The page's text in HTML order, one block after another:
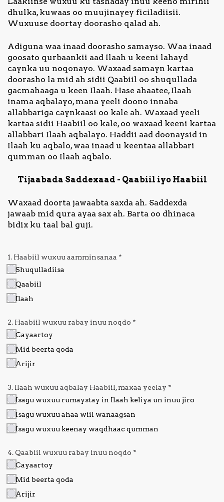
dhulka, kuwaas oo muujinayey ficiladiisii.
Wuxuuse doortay doorasho qalad ah.
Adiguna waa inaad doorasho samayso. Waa inaad
goosato qurbaankii aad Ilaah u keeni lahayd
caynka uu noqonayo. Waxaad samayn kartaa
doorasho la mid ah sidii Qaabiil oo shuqullada
gacmahaaga u keen Ilaah. Hase ahaatee, Ilaah
inama aqbalayo, mana yeeli doono innaba
allabbariga caynkaasi oo kale ah. Waxaad yeeli
kartaa sidii Haabiil oo kale, oo waxaad keeni kartaa
allabbari Ilaah aqbalayo. Haddii aad doonaysid in
Ilaah ku aqbalo, waa inaad u keentaa allabbari
qumman oo Ilaah aqbalo.
Tijaabada Saddexaad - Qaabiil iyo Haabiil
Waxaad doorta jawaabta saxda ah. Saddexda
jawaab mid qura ayaa sax ah. Barta oo dhinaca
bidix ku taal bal guji.
1. Haabiil wuxuu aamminsanaa *
Shuqulladiisa
Qaabiil
Ilaah
2. Haabiil wuxuu rabay inuu noqdo *
Cayaartoy
Mid beerta qoda
Arijir
3. Ilaah wuxuu aqbalay Haabiil, maxaa yeelay *
Isagu wuxuu rumaystay in Ilaah keliya un inuu jiro
Isagu wuxuu ahaa wiil wanaagsan
Isagu wuxuu keenay waqdhaac qumman
4. Qaabiil wuxuu rabay inuu noqdo *
Cayaartoy
Mid beerta qoda
Arijir